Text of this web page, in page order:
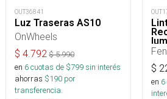
OUT36841
Luz Traseras AS10
OnWheels
$ 4.792 $5.990
en 6cuotas de $799sin interés
ahorras $190 por
transferencia.
$
en 6